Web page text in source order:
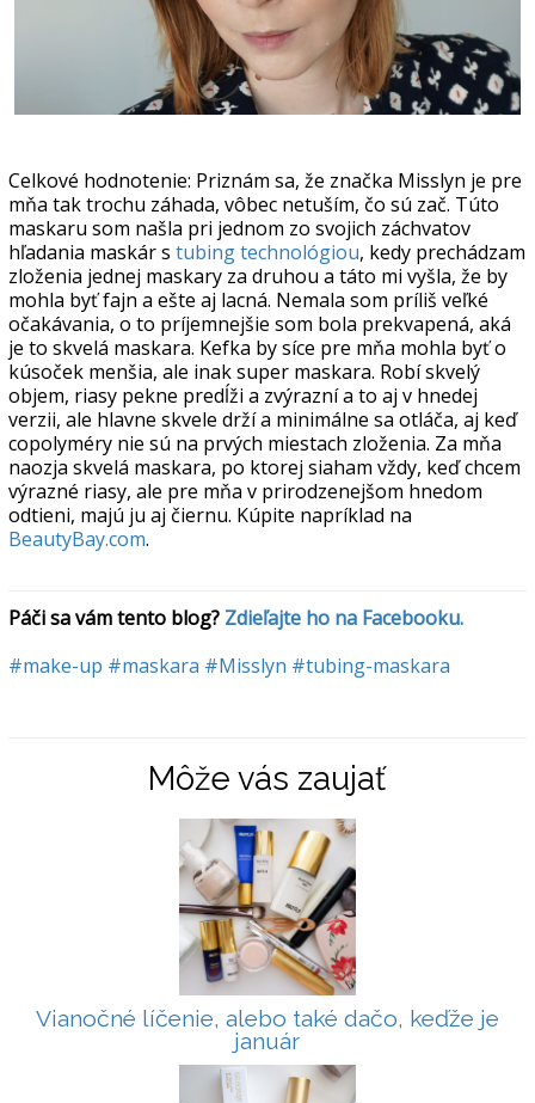
Celkové hodnotenie: Priznám sa, že značka Misslyn je pre
mňa tak trochu záhada, vôbec netuším, čo sú zač. Túto
maskaru som našla pri jednom zo svojich záchvatov
hľadania maskár s tubing technológiou, kedy prechádzam
zloženia jednej maskary za druhou a táto mi vyšla, že by
mohla byť fajn a ešte aj lacná. Nemala som príliš veľké
očakávania, o to príjemnejšie som bola prekvapená, aká
je to skvelá maskara. Kefka by síce pre mňa mohla byť o
kúsoček menšia, ale inak super maskara. Robí skvelý
objem, riasy pekne predĺži a zvýrazní a to aj v hnedej
verzii, ale hlavne skvele drží a minimálne sa otláča, aj keď
copolyméry nie sú na prvých miestach zloženia. Za mňa
naozja skvelá maskara, po ktorej siaham vždy, keď chcem
výrazné riasy, ale pre mňa v prirodzenejšom hnedom
odtieni, majú ju aj čiernu. Kúpite napríklad na
BeautyBay.com.
Páči sa vám tento blog? Zdieľajte ho na Facebooku.
#make-up #maskara #Misslyn #tubing-maskara
Môže vás zaujať
Vianočné líčenie, alebo také dačo, keďže je
január